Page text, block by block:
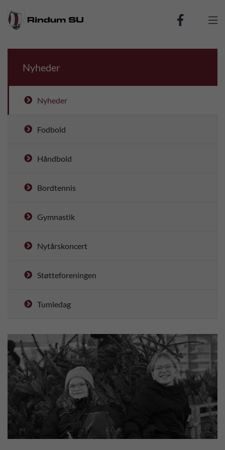

Nyheder
Nyheder
Fodbold
Håndbold
Bordtennis
Gymnastik
Nytårskoncert
Støtteforeningen
Tumledag